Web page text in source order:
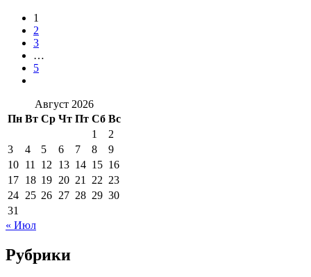
1
2
3
…
5
Август 2026
Пн Вт Ср Чт Пт Сб Вс
1
2
3
4 5 6 7 8
9
10 11 12 13 14 15 16
17 18 19 20 21 22 23
24 25 26 27 28 29 30
31
« Июл
Рубрики